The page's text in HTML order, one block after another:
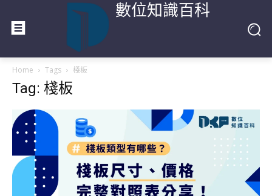
數位知識百科
Home Tags 棧板
Tag: 棧板